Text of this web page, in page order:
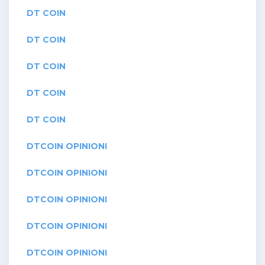
DT COIN
DT COIN
DT COIN
DT COIN
DT COIN
DTCOIN OPINIONI
DTCOIN OPINIONI
DTCOIN OPINIONI
DTCOIN OPINIONI
DTCOIN OPINIONI